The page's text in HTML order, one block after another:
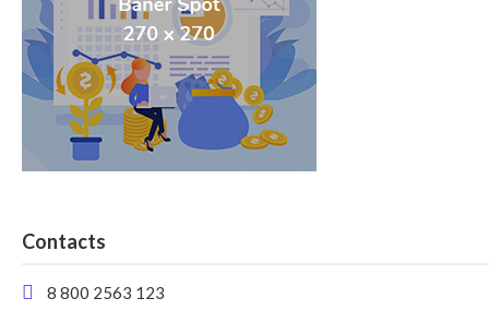
Contacts
8 800 2563 123